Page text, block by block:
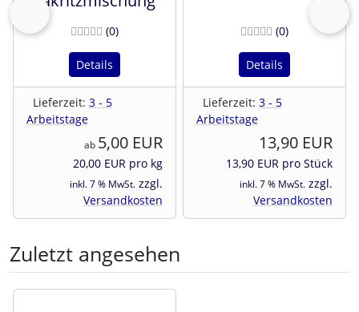
zurück
(0Bewertungen
)
Details
Lieferzeit: 3 - 5
Arbeitstage
ab 5,00 EUR
20,00 EUR pro kg
inkl. 7 % MwSt. zzgl.
Versandkosten
(0Bewertungen
)
Details
Lieferzeit: 3 - 5
Arbeitstage
13,90 EUR
13,90 EUR pro Stück
inkl. 7 % MwSt. zzgl.
Versandkosten
vor
Zuletzt angesehen
Es folgt ein Produktslider - navigieren Sie mit der Tab-